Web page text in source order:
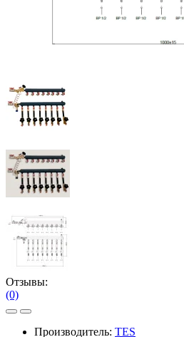
Отзывы:
(0)
Производитель: TES